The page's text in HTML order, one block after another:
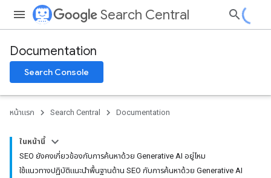
Search Central
Documentation
Search Console
หน้าแรก Search Central Documentation
ในหน้านี้
SEO ยังคงเกี่ยวข้องกับการค้นหาด้วย Generative AI อยู่ไหม
ใช้แนวทางปฏิบัติแนะนำพื้นฐานด้าน SEO กับการค้นหาด้วย Generative AI